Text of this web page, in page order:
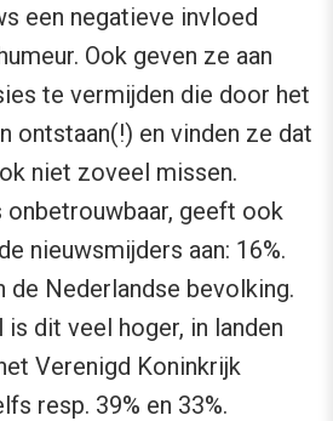
een negatieve invloed
Ook geven ze aan
te vermijden die door het
ontstaan(!) en vinden ze dat
niet zoveel missen.
onbetrouwbaar, geeft ook
nieuwsmijders aan: 16%.
de Nederlandse bevolking.
is dit veel hoger, in landen
Verenigd Koninkrijk
resp. 39% en 33%.